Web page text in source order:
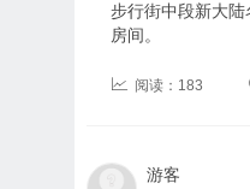
步行街中段新大
房间。
阅读：183
游客